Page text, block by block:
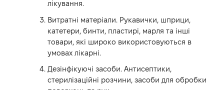
лікування.
Витратні матеріали. Рукавички, шприци,
катетери, бинти, пластирі, марля та інші
товари, які широко використовуються в
умовах лікарні.
Дезінфікуючі засоби. Антисептики,
стерилізаційні розчини, засоби для обробки